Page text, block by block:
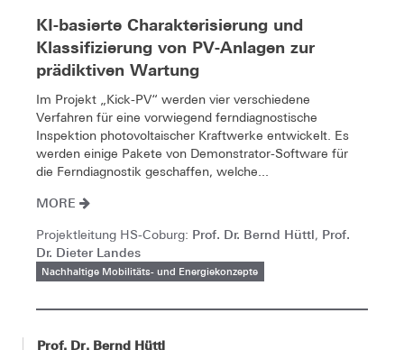
KI-basierte Charakterisierung und
Klassifizierung von PV-Anlagen zur
prädiktiven Wartung
Im Projekt „Kick-PV“ werden vier verschiedene
Verfahren für eine vorwiegend ferndiagnostische
Inspektion photovoltaischer Kraftwerke entwickelt. Es
werden einige Pakete von Demonstrator-Software für
die Ferndiagnostik geschaffen, welche...
MORE
Projektleitung HS-Coburg: Prof. Dr. Bernd Hüttl, Prof.
Dr. Dieter Landes
Nachhaltige Mobilitäts- und Energiekonzepte
Prof. Dr. Bernd Hüttl